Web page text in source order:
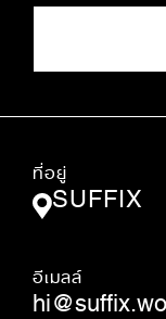
ที่อยู่
SUFFIX
อีเมลล์